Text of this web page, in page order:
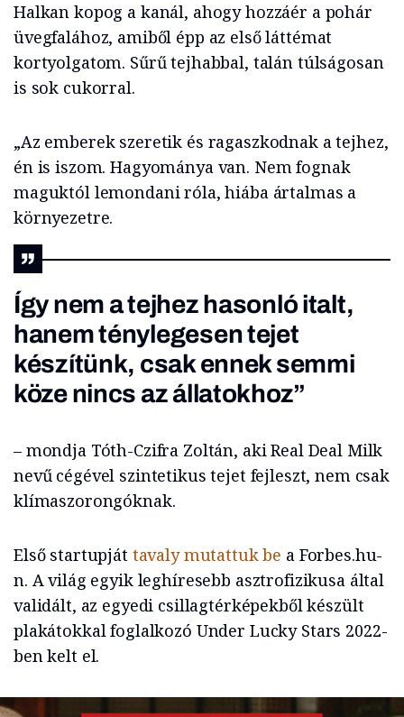
Halkan kopog a kanál, ahogy hozzáér a pohár
üvegfalához, amiből épp az első láttémat
kortyolgatom. Sűrű tejhabbal, talán túlságosan
is sok cukorral.
„Az emberek szeretik és ragaszkodnak a tejhez,
én is iszom. Hagyománya van. Nem fognak
maguktól lemondani róla, hiába ártalmas a
környezetre.
Így nem a tejhez hasonló italt,
hanem ténylegesen tejet
készítünk, csak ennek semmi
köze nincs az állatokhoz”
– mondja Tóth-Czifra Zoltán, aki Real Deal Milk
nevű cégével szintetikus tejet fejleszt, nem csak
klímaszorongóknak.
Első startupját tavaly mutattuk be a Forbes.hu-
n. A világ egyik leghíresebb asztrofizikusa által
validált, az egyedi csillagtérképekből készült
plakátokkal foglalkozó Under Lucky Stars 2022-
ben kelt el.